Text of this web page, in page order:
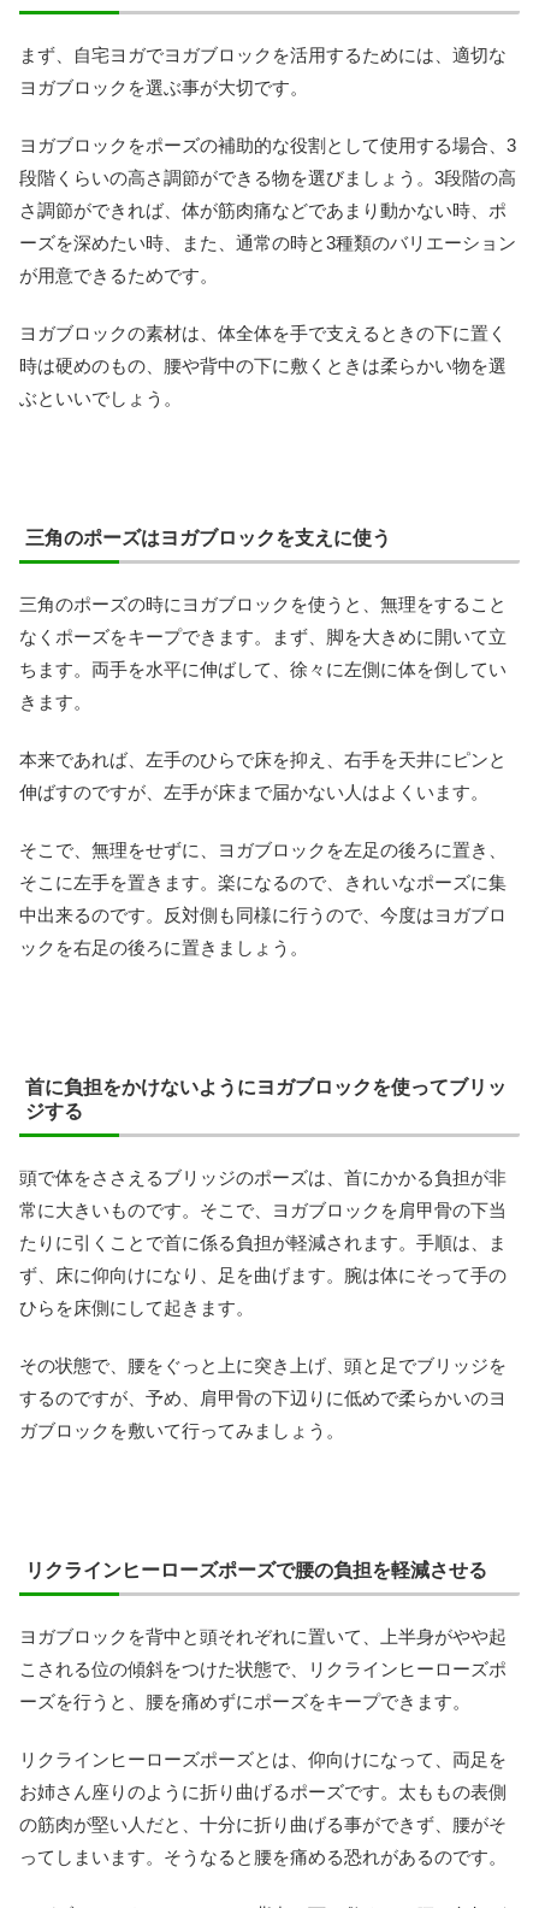
まず、自宅ヨガでヨガブロックを活用するためには、適切な
ヨガブロックを選ぶ事が大切です。
ヨガブロックをポーズの補助的な役割として使用する場合、3
段階くらいの高さ調節ができる物を選びましょう。3段階の高
さ調節ができれば、体が筋肉痛などであまり動かない時、ポ
ーズを深めたい時、また、通常の時と3種類のバリエーション
が用意できるためです。
ヨガブロックの素材は、体全体を手で支えるときの下に置く
時は硬めのもの、腰や背中の下に敷くときは柔らかい物を選
ぶといいでしょう。
三角のポーズはヨガブロックを支えに使う
三角のポーズの時にヨガブロックを使うと、無理をすること
なくポーズをキープできます。まず、脚を大きめに開いて立
ちます。両手を水平に伸ばして、徐々に左側に体を倒してい
きます。
本来であれば、左手のひらで床を抑え、右手を天井にピンと
伸ばすのですが、左手が床まで届かない人はよくいます。
そこで、無理をせずに、ヨガブロックを左足の後ろに置き、
そこに左手を置きます。楽になるので、きれいなポーズに集
中出来るのです。反対側も同様に行うので、今度はヨガブロ
ックを右足の後ろに置きましょう。
首に負担をかけないようにヨガブロックを使ってブリッ
ジする
頭で体をささえるブリッジのポーズは、首にかかる負担が非
常に大きいものです。そこで、ヨガブロックを肩甲骨の下当
たりに引くことで首に係る負担が軽減されます。手順は、ま
ず、床に仰向けになり、足を曲げます。腕は体にそって手の
ひらを床側にして起きます。
その状態で、腰をぐっと上に突き上げ、頭と足でブリッジを
するのですが、予め、肩甲骨の下辺りに低めで柔らかいのヨ
ガブロックを敷いて行ってみましょう。
リクラインヒーローズポーズで腰の負担を軽減させる
ヨガブロックを背中と頭それぞれに置いて、上半身がやや起
こされる位の傾斜をつけた状態で、リクラインヒーローズポ
ーズを行うと、腰を痛めずにポーズをキープできます。
リクラインヒーローズポーズとは、仰向けになって、両足を
お姉さん座りのように折り曲げるポーズです。太ももの表側
の筋肉が堅い人だと、十分に折り曲げる事ができず、腰がそ
ってしまいます。そうなると腰を痛める恐れがあるのです。